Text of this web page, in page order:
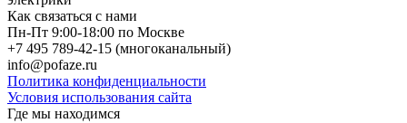
Как связаться с нами
Пн-Пт 9:00-18:00 по Москве
+7 495 789-42-15 (многоканальный)
info@pofaze.ru
Политика конфиденциальности
Условия использования сайта
Где мы находимся